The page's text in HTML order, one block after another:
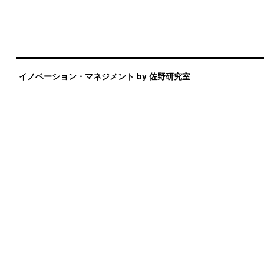
イノベーション・マネジメント by 佐野研究室